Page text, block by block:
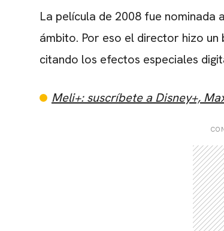
La película de 2008 fue nominada
ámbito. Por eso el director hizo
citando los efectos especiales
Meli+: suscríbete a Disney+,